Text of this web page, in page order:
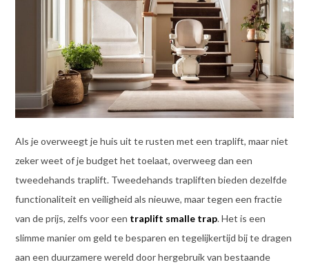
Als je overweegt je huis uit te rusten met een traplift, maar niet
zeker weet of je budget het toelaat, overweeg dan een
tweedehands traplift. Tweedehands trapliften bieden dezelfde
functionaliteit en veiligheid als nieuwe, maar tegen een fractie
van de prijs, zelfs voor een traplift smalle trap. Het is een
slimme manier om geld te besparen en tegelijkertijd bij te dragen
aan een duurzamere wereld door hergebruik van bestaande